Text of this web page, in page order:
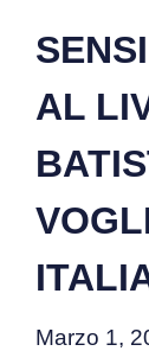
AL
Marzo 1,